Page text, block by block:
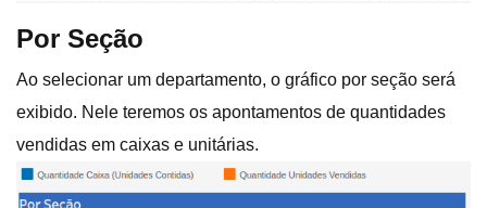
Por Seção
Ao selecionar um departamento, o gráfico por seção será
exibido. Nele teremos os apontamentos de quantidades
vendidas em caixas e unitárias.